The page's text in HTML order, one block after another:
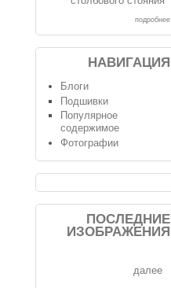
подробнее
НАВИГАЦИЯ
Блоги
Подшивки
Популярное
содержимое
Фотографии
ПОСЛЕДНИЕ
ИЗОБРАЖЕНИЯ
далее